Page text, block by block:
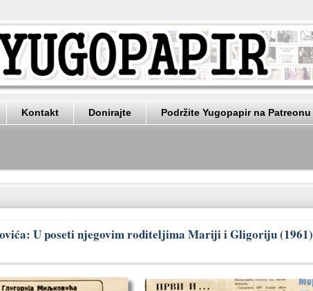
Kontakt Donirajte Podržite Yugopapir na Patreonu
U poseti njegovim roditeljima Mariji i Gligoriju (1961)